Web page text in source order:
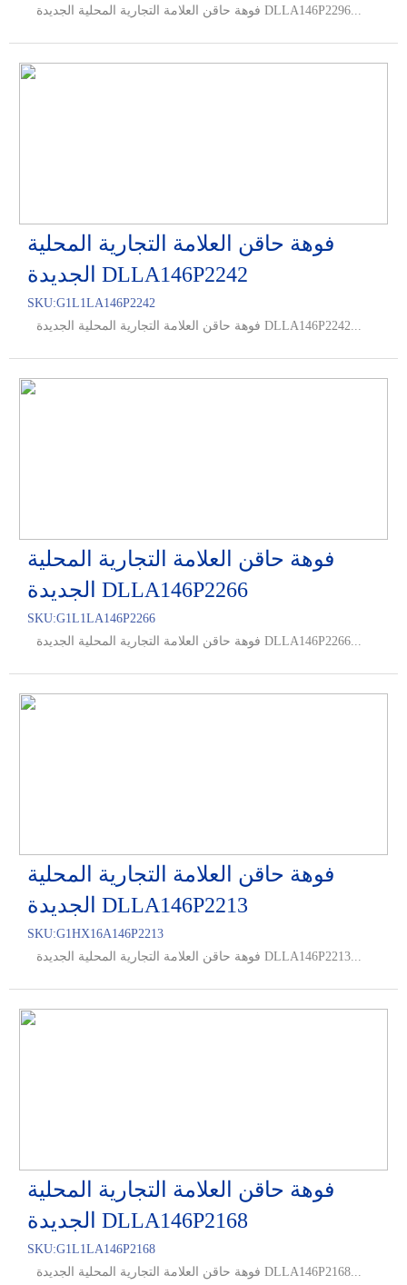
فوهة حاقن العلامة التجارية المحلية الجديدة DLLA146P2296...
فوهة حاقن العلامة التجارية المحلية
الجديدة DLLA146P2242
SKU:G1L1LA146P2242
فوهة حاقن العلامة التجارية المحلية الجديدة DLLA146P2242...
فوهة حاقن العلامة التجارية المحلية
الجديدة DLLA146P2266
SKU:G1L1LA146P2266
فوهة حاقن العلامة التجارية المحلية الجديدة DLLA146P2266...
فوهة حاقن العلامة التجارية المحلية
الجديدة DLLA146P2213
SKU:G1HX16A146P2213
فوهة حاقن العلامة التجارية المحلية الجديدة DLLA146P2213...
فوهة حاقن العلامة التجارية المحلية
الجديدة DLLA146P2168
SKU:G1L1LA146P2168
فوهة حاقن العلامة التجارية المحلية الجديدة DLLA146P2168...